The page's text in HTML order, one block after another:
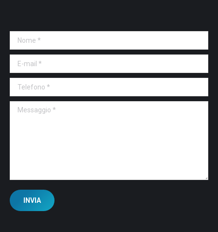
Nome *
E-mail *
Telefono *
Messaggio *
INVIA